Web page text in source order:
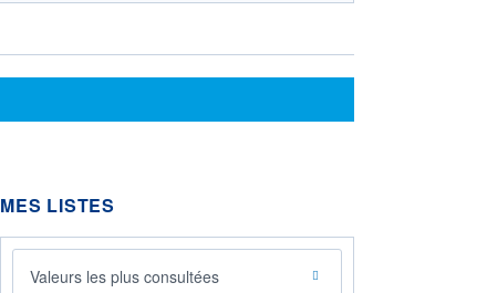
MES LISTES
Valeurs les plus consultées